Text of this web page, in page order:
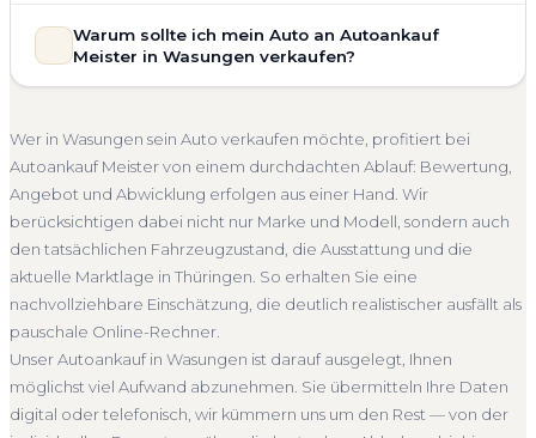
Getriebeschaden
Faire Bewertung
Einschätzung, die nah am tatsächlichen Verkaufspreis liegt —
speziell für den Markt in Thüringen.
umfasst die kostenlose Abholung direkt an Ihrer Adresse —
egal ob zu Hause, am Arbeitsplatz oder an einem Treffpunkt
erfolgt direkt bei Übergabe, auf Wunsch übernehmen wir
auch die Abmeldung.
Abholung Wasungen Nicht fahrbereit
Barzahlung
Abmeldung inklusive
Warum sollte ich mein Auto an Autoankauf
Meister in Wasungen verkaufen?
deutschlandweit an — auch in Wasungen und ganz
Thüringen. Sie erhalten eine kostenlose Bewertung, ein
verbindliches Angebot und auf Wunsch den kompletten
Service von der Abholung bis zur Abmeldung. Über 4.800
zufriedene Kunden sprechen für sich.
Seit 2010 4.800+ Ankäufe
Komplettservice
Thüringen
Wer in Wasungen sein Auto verkaufen möchte, profitiert bei
Autoankauf Meister von einem durchdachten Ablauf: Bewertung,
Angebot und Abwicklung erfolgen aus einer Hand. Wir
berücksichtigen dabei nicht nur Marke und Modell, sondern auch
den tatsächlichen Fahrzeugzustand, die Ausstattung und die
aktuelle Marktlage in Thüringen. So erhalten Sie eine
nachvollziehbare Einschätzung, die deutlich realistischer ausfällt als
pauschale Online-Rechner.
Unser Autoankauf in Wasungen ist darauf ausgelegt, Ihnen
möglichst viel Aufwand abzunehmen. Sie übermitteln Ihre Daten
digital oder telefonisch, wir kümmern uns um den Rest — von der